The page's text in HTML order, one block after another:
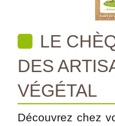
LE
DES
VÉGÉTAL
Découvrez chez